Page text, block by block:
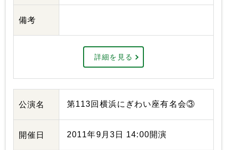
備考
詳細を見る
公演名 第113回横浜にぎわい座有名会③
開催日 2011年9月3日 14:00開演